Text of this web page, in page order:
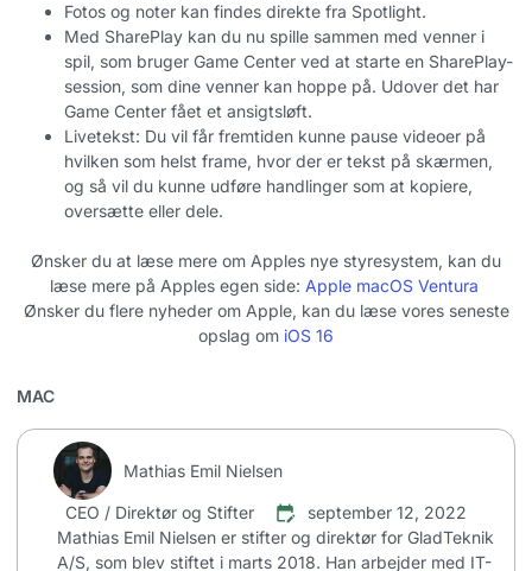
Fotos og noter kan findes direkte fra Spotlight.
Med SharePlay kan du nu spille sammen med venner i
spil, som bruger Game Center ved at starte en SharePlay-
session, som dine venner kan hoppe på. Udover det har
Game Center fået et ansigtsløft.
Livetekst: Du vil får fremtiden kunne pause videoer på
hvilken som helst frame, hvor der er tekst på skærmen,
og så vil du kunne udføre handlinger som at kopiere,
oversætte eller dele.
Ønsker du at læse mere om Apples nye styresystem, kan du
læse mere på Apples egen side: Apple macOS Ventura
Ønsker du flere nyheder om Apple, kan du læse vores seneste
opslag om iOS 16
MAC
Mathias Emil Nielsen
CEO / Direktør og Stifter
september 12, 2022
Mathias Emil Nielsen er stifter og direktør for GladTeknik
A/S, som blev stiftet i marts 2018. Han arbejder med IT-